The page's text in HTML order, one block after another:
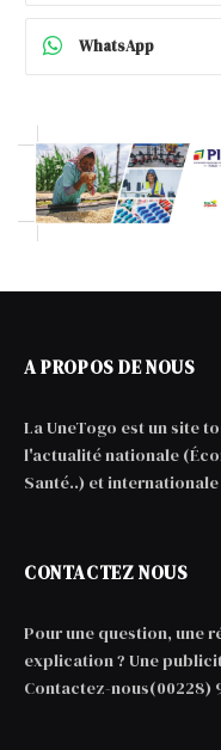
WhatsApp
A PROPOS DE NOUS
La UneTogo est un site
l'actualité nationale
Santé..) et
CONTACTEZ NOUS
Pour une question, une
explication ? Une
Contactez-nous(00228)